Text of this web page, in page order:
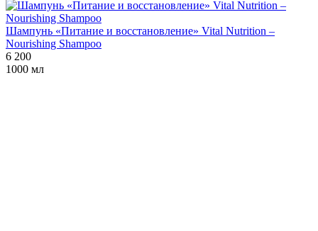
Шампунь «Питание и восстановление» Vital Nutrition –
Nourishing Shampoo
6 200
1000 мл